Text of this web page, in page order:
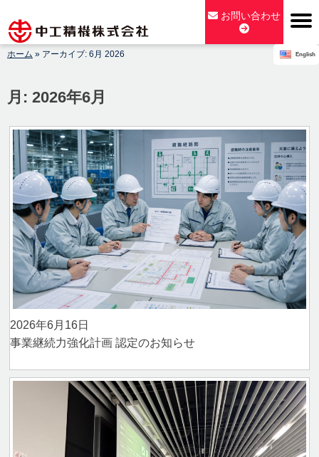
content
English
お問い合わせ
ホーム » アーカイブ: 6月 2026
月: 2026年6月
2026年6月16日
事業継続力強化計画 認定のお知らせ